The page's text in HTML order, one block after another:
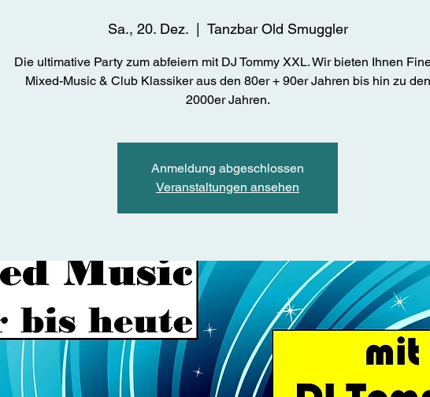
Sa., 20. Dez.
  |
Tanzbar Old Smuggler
Die ultimative Party zum abfeiern mit DJ Tommy XXL. Wir bieten Ihnen
Mixed-Music & Club Klassiker aus den 80er + 90er Jahren bis hin zu den
2000er Jahren.
Anmeldung abgeschlossen
Veranstaltungen ansehen